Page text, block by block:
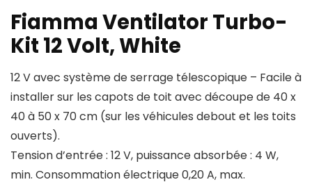
Fiamma Ventilator Turbo-
Kit 12 Volt, White
12 V avec système de serrage télescopique – Facile à
installer sur les capots de toit avec découpe de 40 x
40 à 50 x 70 cm (sur les véhicules debout et les toits
ouverts).
Tension d’entrée : 12 V, puissance absorbée : 4 W,
min. Consommation électrique 0,20 A, max.